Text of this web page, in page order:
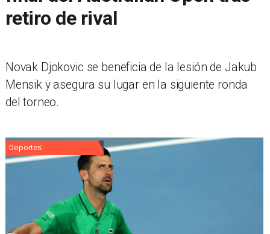
retiro de rival
Novak Djokovic se beneficia de la lesión de Jakub
Mensik y asegura su lugar en la siguiente ronda
del torneo.
Deportes